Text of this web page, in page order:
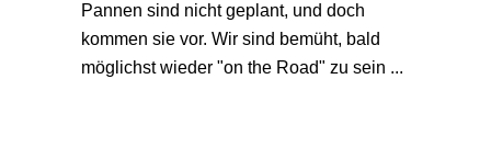
Pannen sind nicht geplant, und doch
kommen sie vor. Wir sind bemüht, bald
möglichst wieder "on the Road" zu sein ...